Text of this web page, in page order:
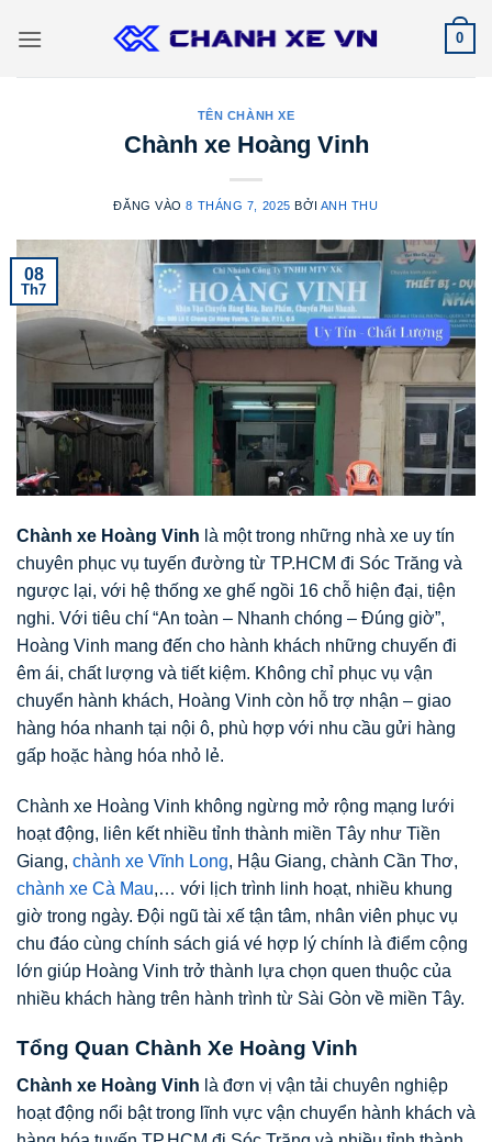
qua
0
TÊN CHÀNH XE
Chành xe Hoàng Vinh
ĐĂNG VÀO8 THÁNG 7, 2025 BỞI ANH THU
08
Th7
Chành xe Hoàng Vinh là một trong những nhà xe uy tín
chuyên phục vụ tuyến đường từ TP.HCM đi Sóc Trăng và
ngược lại, với hệ thống xe ghế ngồi 16 chỗ hiện đại, tiện
nghi. Với tiêu chí “An toàn – Nhanh chóng – Đúng giờ”,
Hoàng Vinh mang đến cho hành khách những chuyến đi
êm ái, chất lượng và tiết kiệm. Không chỉ phục vụ vận
chuyển hành khách, Hoàng Vinh còn hỗ trợ nhận – giao
hàng hóa nhanh tại nội ô, phù hợp với nhu cầu gửi hàng
gấp hoặc hàng hóa nhỏ lẻ.
Chành xe Hoàng Vinh không ngừng mở rộng mạng lưới
hoạt động, liên kết nhiều tỉnh thành miền Tây như Tiền
Giang, chành xe Vĩnh Long, Hậu Giang, chành Cần Thơ,
chành xe Cà Mau,… với lịch trình linh hoạt, nhiều khung
giờ trong ngày. Đội ngũ tài xế tận tâm, nhân viên phục vụ
chu đáo cùng chính sách giá vé hợp lý chính là điểm cộng
lớn giúp Hoàng Vinh trở thành lựa chọn quen thuộc của
nhiều khách hàng trên hành trình từ Sài Gòn về miền Tây.
Tổng Quan Chành Xe Hoàng Vinh
Chành xe Hoàng Vinh là đơn vị vận tải chuyên nghiệp
hoạt động nổi bật trong lĩnh vực vận chuyển hành khách và